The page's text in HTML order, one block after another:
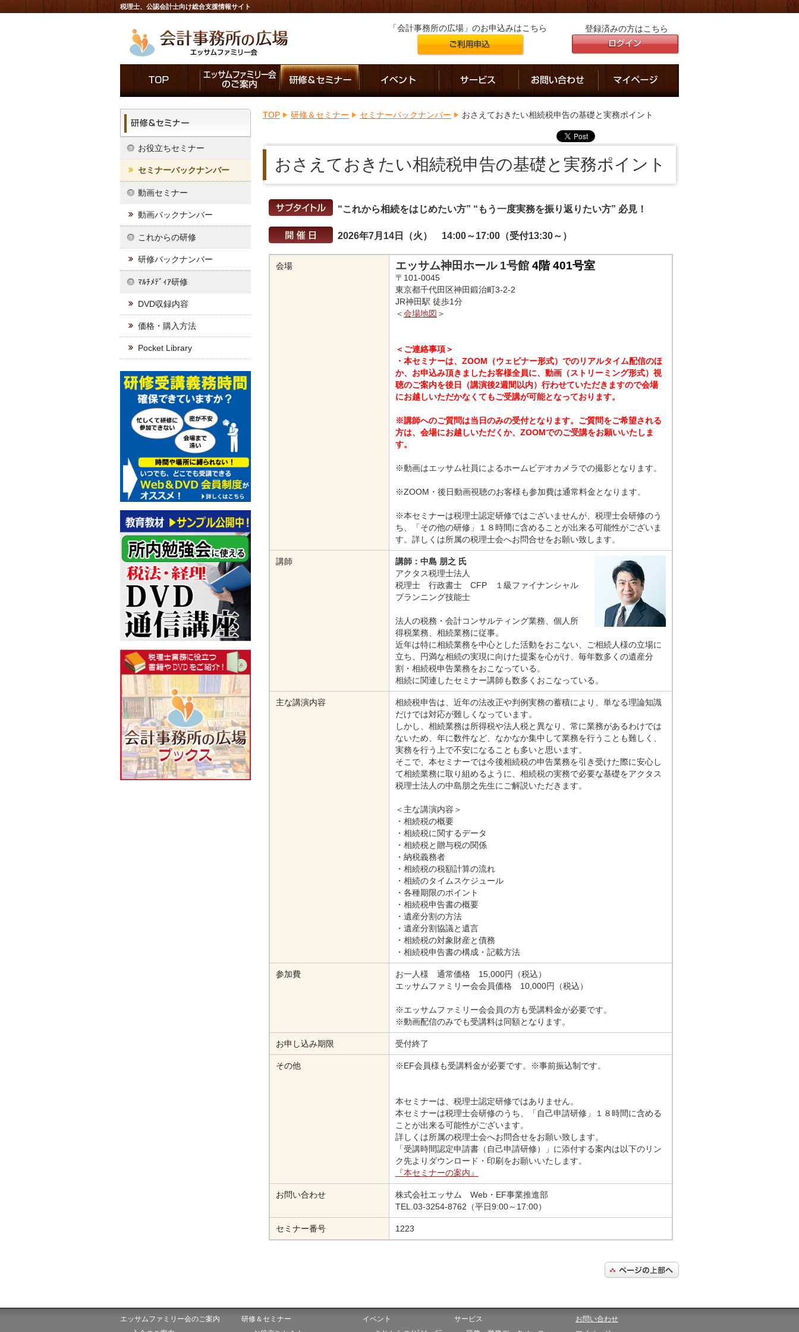
税理士、公認会計士向け総合支援情報サイト
「会計事務所の広場」のお申込みはこちら 登録済みの方はこちら
お役立ちセミナー
セミナーバックナンバー
動画セミナー
動画バックナンバー
これからの研修
研修バックナンバー
ﾏﾙﾁﾒﾃﾞｨｱ研修
DVD収録内容
価格・購入方法
Pocket Library
TOP 研修＆セミナー セミナーバックナンバー おさえておきたい相続税申告の基礎と実務ポイント
おさえておきたい相続税申告の基礎と実務ポイント
“これから相続をはじめたい方” “もう一度実務を振り返りたい方” 必見！
2026年7月14日（火） 14:00～17:00（受付13:30～）
会場 エッサム神田ホール 1号館 4階 401号室
〒101-0045
東京都千代田区神田鍛治町3-2-2
JR神田駅 徒歩1分
＜会場地図 ＞
＜ ご連絡事項＞
・本セミナーは、ZOOM（ウェビナー形式）でのリアルタイム配信のほ
か、お申込み頂きましたお客様全員に、動画（ストリーミング形式）視
聴のご案内を後日（講演後2週間以内）行わせていただきますので会場
にお越しいただかなくてもご受講が可能となっております。
※講師へのご質問は当日のみの受付となります。ご質問をご希望される
方は、会場にお越しいただくか、ZOOMでのご受講をお願いいたしま
す。
※動画はエッサム社員によるホームビデオカメラでの撮影となります。
※ZOOM・後日動画視聴のお客様も参加費は通常料金となります。
※本セミナーは税理士認定研修ではございませんが、税理士会研修のう
ち、「その他の研修」１８時間に含めることが出来る可能性がございま
す。詳しくは所属の税理士会へお問合せをお願い致します。
講師
講師：中島 朋之 氏
アクタス税理士法人
税理士 行政書士 CFP １級ファイナンシャル
プランニング技能士
法人の税務・会計コンサルティング業務、個人所
得税業務、相続業務に従事。
近年は特に相続業務を中心とした活動をおこない、ご相続人様の立場に
立ち、円満な相続の実現に向けた提案を心がけ、毎年数多くの遺産分
割・相続税申告業務をおこなっている。
相続に関連したセミナー講師も数多くおこなっている。
主な講演内容
相続税申告は、近年の法改正や判例実務の蓄積により、単なる理論知識
だけでは対応が難しくなっています。
しかし、相続業務は所得税や法人税と異なり、常に業務があるわけでは
ないため、年に数件など、なかなか集中して業務を行うことも難しく、
実務を行う上で不安になることも多いと思います。
そこで、本セミナーでは今後相続税の申告業務を引き受けた際に安心し
て相続業務に取り組めるように、相続税の実務で必要な基礎をアクタス
税理士法人の中島朋之先生にご解説いただきます。
＜主な講演内容＞
・相続税の概要
・相続税に関するデータ
・相続税と贈与税の関係
・納税義務者
・相続税の税額計算の流れ
・相続のタイムスケジュール
・各種期限のポイント
・相続税申告書の概要
・遺産分割の方法
・遺産分割協議と遺言
・相続税の対象財産と債務
・相続税申告書の構成・記載方法
参加費
お一人様 通常価格 15,000円（税込）
エッサムファミリー会会員価格 10,000円（税込）
※エッサムファミリー会会員の方も受講料金が必要です。
※動画配信のみでも受講料は同額となります。
お申し込み期限 受付終了
その他 ※EF会員様も受講料金が必要です。※事前振込制です。
本セミナーは、税理士認定研修ではありません。
本セミナーは税理士会研修のうち、「自己申請研修」１８時間に含める
ことが出来る可能性がございます。
詳しくは所属の税理士会へお問合せをお願い致します。
「受講時間認定申請書（自己申請研修）」に添付する案内は以下のリン
ク先よりダウンロード・印刷をお願いいたします。
『本セミナーの案内』
お問い合わせ
株式会社エッサム Web・EF事業推進部
TEL.03-3254-8762（平日9:00～17:00）
セミナー番号 1223
エッサムファミリー会のご案内
研修＆セミナー
イベント
サービス
お問い合わせ